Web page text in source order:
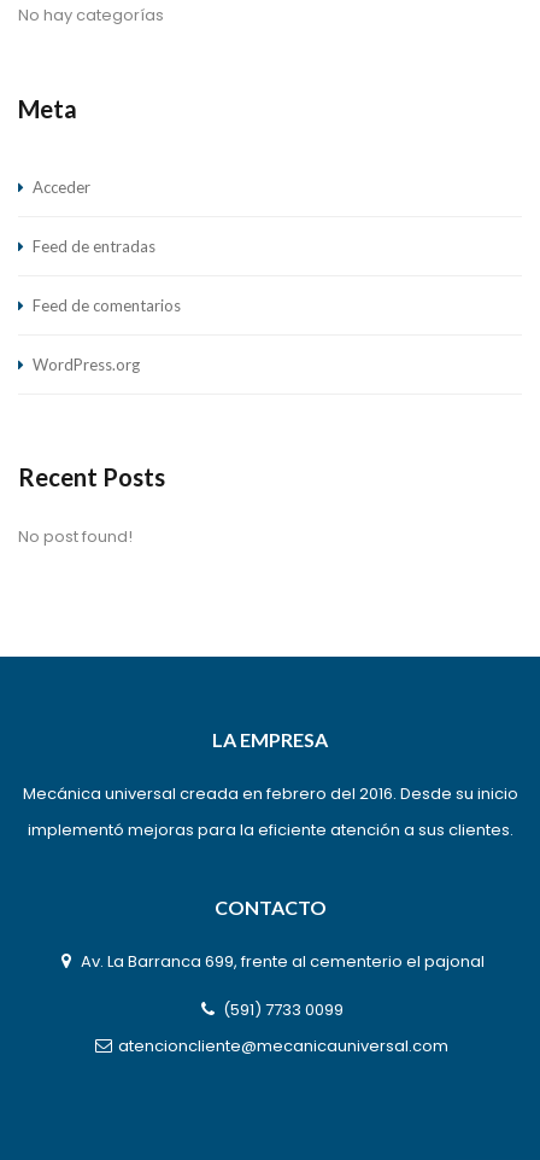
No hay categorías
Meta
Acceder
Feed de entradas
Feed de comentarios
WordPress.org
Recent Posts
No post found!
LA EMPRESA
Mecánica universal creada en febrero del 2016. Desde su inicio
implementó mejoras para la eficiente atención a sus clientes.
CONTACTO
Av. La Barranca 699, frente al cementerio el pajonal
(591) 7733 0099
atencioncliente@mecanicauniversal.com